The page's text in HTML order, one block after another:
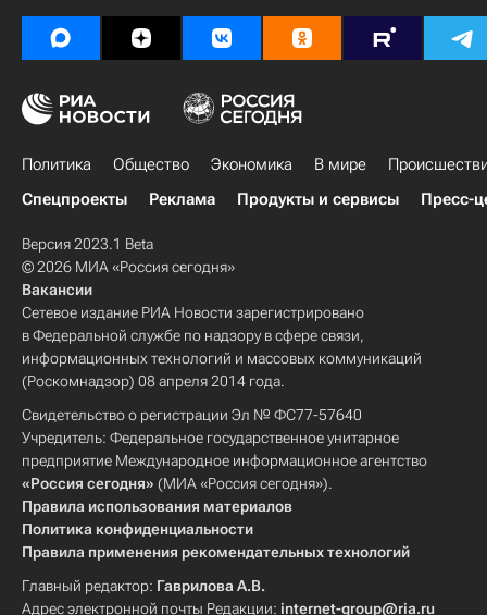
Политика Общество Экономика В мире
Спецпроекты
Реклама Продукты и сервисы Пресс-
Версия 2023.1 Beta
© 2026 МИА «Россия сегодня»
Вакансии
Сетевое издание РИА Новости зарегистрировано
в Федеральной службе по надзору в сфере связи,
информационных технологий и массовых коммуникаций
(Роскомнадзор) 08 апреля 2014 года.
Свидетельство о регистрации Эл № ФС77-57640
Учредитель: Федеральное государственное унитарное
предприятие Международное информационное агентство
«Россия сегодня» (МИА «Россия сегодня»).
Правила использования материалов
Политика конфиденциальности
Правила применения рекомендательных технологий
Главный редактор: Гаврилова А.В.
Адрес электронной почты Редакции: internet-group@ria.ru